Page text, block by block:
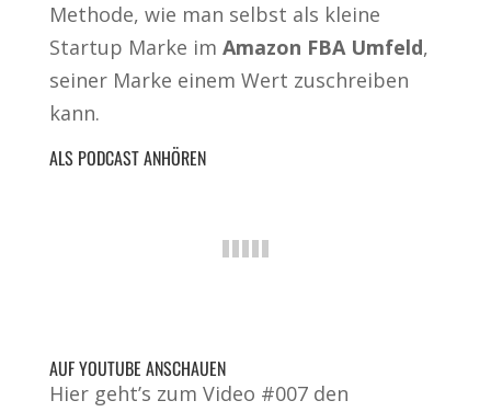
Methode, wie man selbst als kleine
Startup Marke im Amazon FBA Umfeld,
seiner Marke einem Wert zuschreiben
kann.
ALS PODCAST ANHÖREN
AUF YOUTUBE ANSCHAUEN
Hier geht’s zum Video #007 den